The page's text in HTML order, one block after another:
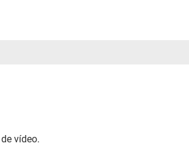
vídeo.